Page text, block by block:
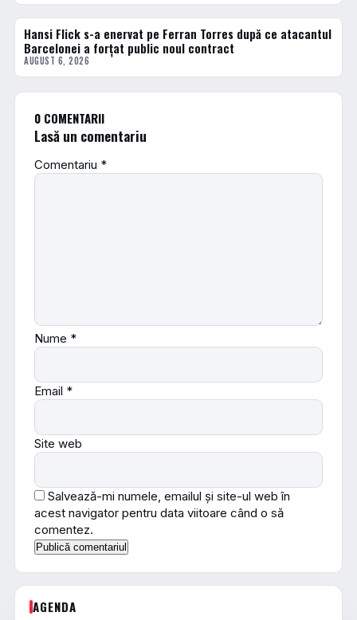
FOTBAL EXTERN
Hansi Flick s-a enervat pe Ferran Torres după ce atacantul
Barcelonei a forțat public noul contract
AUGUST 6, 2026
0 COMENTARII
Lasă un comentariu
Comentariu *
Nume *
Email *
Site web
Salvează-mi numele, emailul și site-ul web în
acest navigator pentru data viitoare când o să
comentez.
AGENDA